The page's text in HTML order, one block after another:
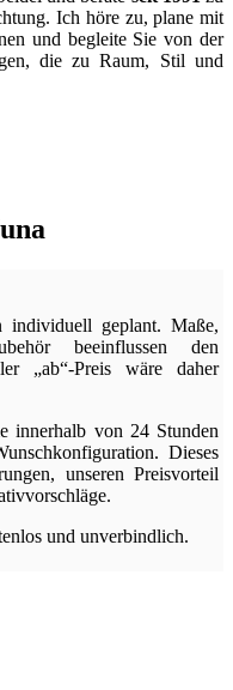
Ich höre zu, plane mit
und begleite Sie von der
die zu Raum, Stil und
individuell geplant. Maße,
beeinflussen den
„ab“-Preis wäre daher
innerhalb von 24 Stunden
Dieses
unseren Preisvorteil
und unverbindlich.